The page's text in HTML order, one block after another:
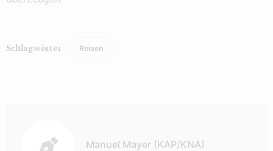
Schlagwörter Reisen
Manuel Mayer (KAP/KNA)